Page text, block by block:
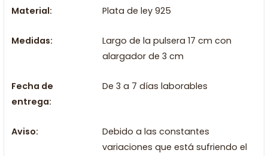
Material: Plata de ley 925
Medidas:
Largo de la pulsera 17 cm con
alargador de 3 cm
Fecha de
entrega:
De 3 a 7 días laborables
Aviso:
Debido a las constantes
variaciones que está sufriendo el